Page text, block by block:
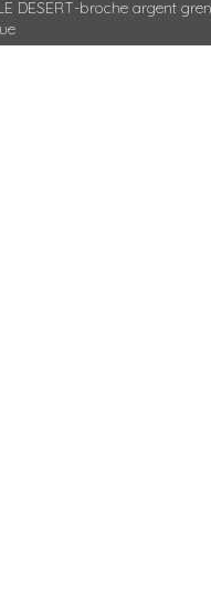
DESERT-broche argent